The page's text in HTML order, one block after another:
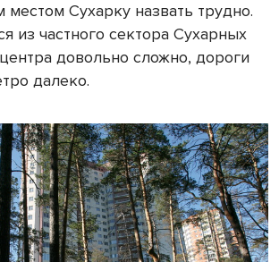
местом Сухарку назвать трудно.
из частного сектора Сухарных
довольно сложно, дороги
далеко.